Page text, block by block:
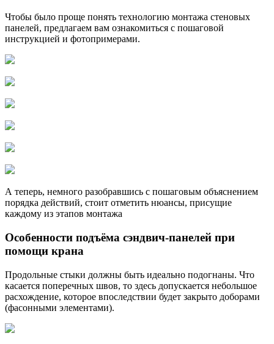
Чтобы было проще понять технологию монтажа стеновых
панелей, предлагаем вам ознакомиться с пошаговой
инструкцией и фотопримерами.
А теперь, немного разобравшись с пошаговым объяснением
порядка действий, стоит отметить нюансы, присущие
каждому из этапов монтажа
Особенности подъёма сэндвич-панелей при
помощи крана
Продольные стыки должны быть идеально подогнаны. Что
касается поперечных швов, то здесь допускается небольшое
расхождение, которое впоследствии будет закрыто доборами
(фасонными элементами).